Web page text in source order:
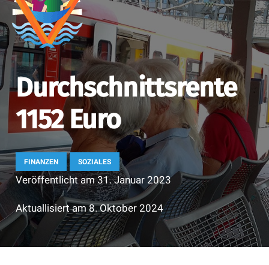
Durchschnittsrente
1152 Euro
FINANZEN SOZIALES
Veröffentlicht am31. Januar 2023
Aktuallisiert am8. Oktober 2024